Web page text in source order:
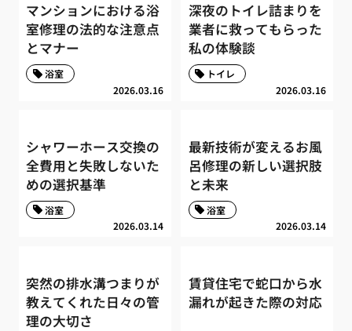
マンションにおける浴
室修理の法的な注意点
とマナー
2026.03.16
浴室
深夜のトイレ詰まりを
業者に救ってもらった
私の体験談
2026.03.16
トイレ
シャワーホース交換の
全費用と失敗しないた
めの選択基準
2026.03.14
浴室
最新技術が変えるお風
呂修理の新しい選択肢
と未来
2026.03.14
浴室
突然の排水溝つまりが
教えてくれた日々の管
理の大切さ
賃貸住宅で蛇口から水
漏れが起きた際の対応